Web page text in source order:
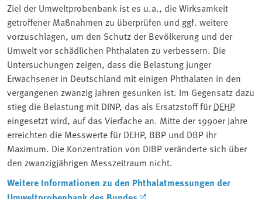
Ziel der Umweltprobenbank ist es u.a., die Wirksamkeit
getroffener Maßnahmen zu überprüfen und ggf. weitere
vorzuschlagen, um den Schutz der Bevölkerung und der
Umwelt vor schädlichen Phthalaten zu verbessern. Die
Untersuchungen zeigen, dass die Belastung junger
Erwachsener in Deutschland mit einigen Phthalaten in den
vergangenen zwanzig Jahren gesunken ist. Im Gegensatz dazu
stieg die Belastung mit DINP, das als Ersatzstoff fürDEHP
eingesetzt wird, auf das Vierfache an. Mitte der 1990er Jahre
erreichten die Messwerte für DEHP, BBP und DBP ihr
Maximum. Die Konzentration von DIBP veränderte sich über
den zwanzigjährigen Messzeitraum nicht.
Weitere Informationen zu den Phthalatmessungen der